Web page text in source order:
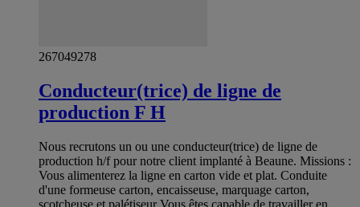
267049278
Conducteur(trice) de ligne de
production F H
Nous recrutons un ou une conducteur(trice) de ligne de
production h/f pour notre client implanté à Beaune. Missions :
Vous alimenterez la ligne en carton vide et plat. Conduite
d'une formeuse carton, encaisseuse, marquage carton,
scotcheuse et palétiseur Vous êtes capable de travailler en